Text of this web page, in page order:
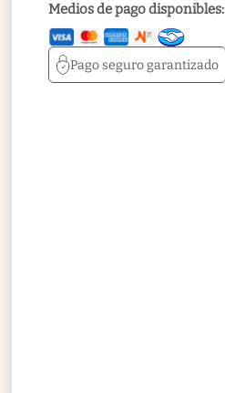
Medios de pago disponibles:
Pago segurogarantizado